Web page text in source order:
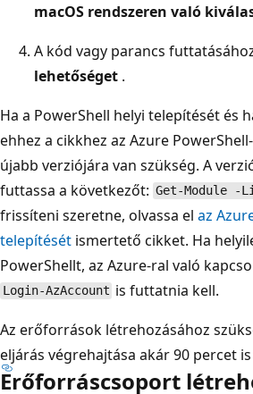
macOS rendszeren való
A kód vagy parancs
lehetőséget .
Ha a PowerShell helyi telepítését és
ehhez a cikkhez az Azure
újabb verziójára van szükség. A
futtassa a következőt: Get-Module -
frissíteni szeretne, olvassa el az
telepítését ismertető cikket. Ha
PowerShellt, az Azure-ral való
Login-AzAccount is futtatnia kell.
Az erőforrások létrehozásához
eljárás végrehajtása akár 90 percet
Erőforráscsoport